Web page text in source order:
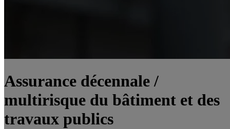
Assurance décennale /
multirisque du bâtiment et des
travaux publics